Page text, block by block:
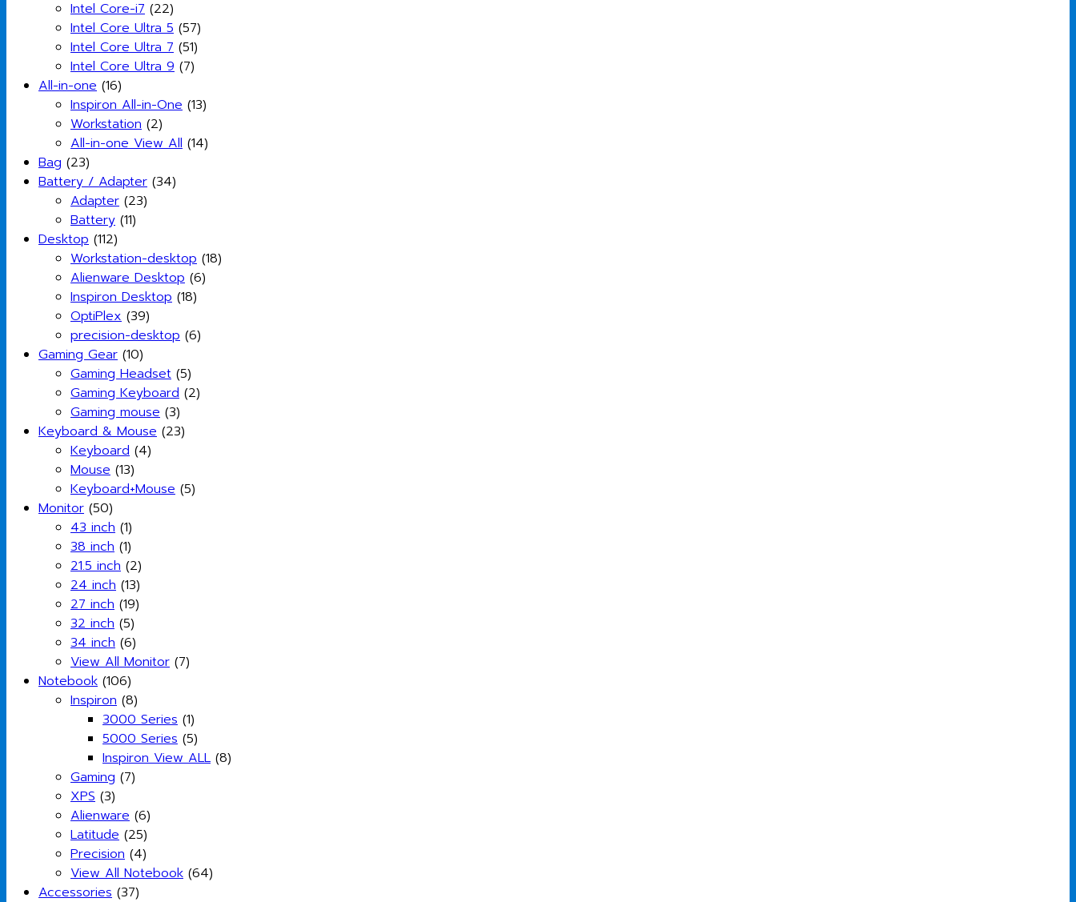
Intel Core-i7 (22)
Intel Core Ultra 5 (57)
Intel Core Ultra 7 (51)
Intel Core Ultra 9 (7)
All-in-one (16)
Inspiron All-in-One (13)
Workstation (2)
All-in-one View All (14)
Bag (23)
Battery / Adapter (34)
Adapter (23)
Battery (11)
Desktop (112)
Workstation-desktop (18)
Alienware Desktop (6)
Inspiron Desktop (18)
OptiPlex (39)
precision-desktop (6)
Gaming Gear (10)
Gaming Headset (5)
Gaming Keyboard (2)
Gaming mouse (3)
Keyboard & Mouse (23)
Keyboard (4)
Mouse (13)
Keyboard+Mouse (5)
Monitor (50)
43 inch (1)
38 inch (1)
21.5 inch (2)
24 inch (13)
27 inch (19)
32 inch (5)
34 inch (6)
View All Monitor (7)
Notebook (106)
Inspiron (8)
3000 Series (1)
5000 Series (5)
Inspiron View ALL (8)
Gaming (7)
XPS (3)
Alienware (6)
Latitude (25)
Precision (4)
View All Notebook (64)
Accessories (37)